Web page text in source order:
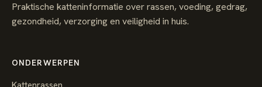
Praktische katteninformatie over rassen, voeding, gedrag,
gezondheid, verzorging en veiligheid in huis.
ONDERWERPEN